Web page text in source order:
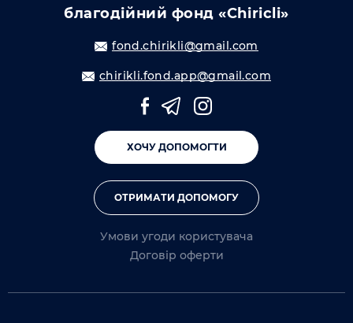
благодійний фонд «Chiricli»
fond.chirikli@gmail.com
chirikli.fond.app@gmail.com
ХОЧУ ДОПОМОГТИ
ОТРИМАТИ ДОПОМОГУ
Умови угоди користувача
Договір оферти